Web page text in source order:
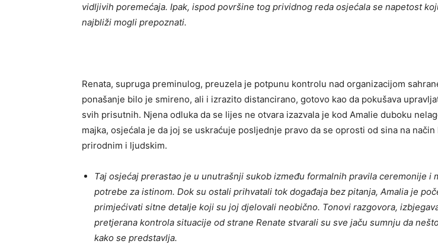
vidljivih poremećaja. Ipak, ispod površine tog prividnog reda osjećala se napetost
najbliži mogli prepoznati.
Renata, supruga preminulog, preuzela je potpunu kontrolu nad organizacijom
ponašanje bilo je smireno, ali i izrazito distancirano, gotovo kao da pokušava
svih prisutnih. Njena odluka da se lijes ne otvara izazvala je kod Amalie duboku
majka, osjećala je da joj se uskraćuje posljednje pravo da se oprosti od sina na način
prirodnim i ljudskim.
Taj osjećaj prerastao je u unutrašnji sukob između formalnih pravila ceremonije i
potrebe za istinom. Dok su ostali prihvatali tok događaja bez pitanja, Amalia je
primjećivati sitne detalje koji su joj djelovali neobično. Tonovi razgovora,
pretjerana kontrola situacije od strane Renate stvarali su sve jaču sumnju da
kako se predstavlja.